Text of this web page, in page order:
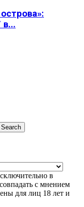
Search
в
с мнением
для лиц 18 лет и